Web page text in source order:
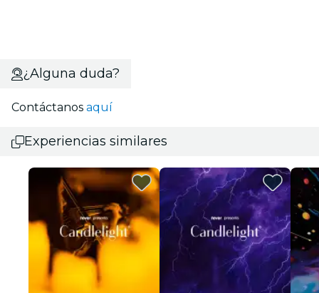
¿Alguna duda?
Contáctanos aquí
Experiencias similares